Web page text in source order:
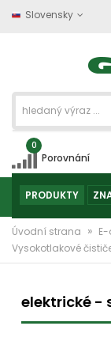
Slovensky
0
Porovnání
PRODUKTY
Úvodní strana »
Vysokotlakové
elektrické -